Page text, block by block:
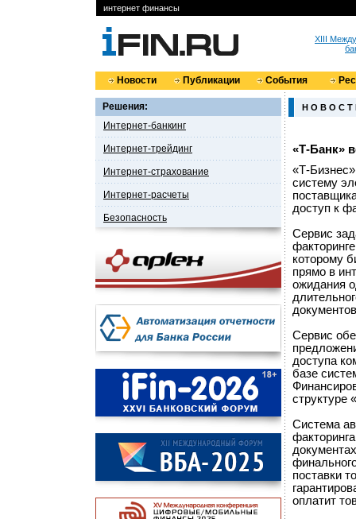
интернет финансы
XIII
Новости Публикации События
Решения:
Интернет-банкинг
Интернет-трейдинг
Интернет-страхование
Интернет-расчеты
Безопасность
Н О В О С Т
«Т-Банк»
«Т-
систему
доступ к
Сервис
которому
прямо в
ожидания
Сервис
доступа
базе
структуре
Система
поставки
оплатит